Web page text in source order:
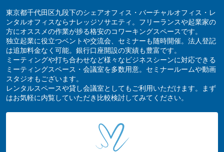
東京都千代田区九段下のシェアオフィス・バーチャルオフィス・レ
ンタルオフィスならナレッジソサエティ。フリーランスや起業家の
方にオススメの作業が捗る格安のコワーキングスペースです。
独立起業に役立つベントや交流会、セミナーも随時開催。法人登記
は追加料金なく可能。銀行口座開設の実績も豊富です。
ミーティングや打ち合わせなど様々なビジネスシーンに対応できる
ミーティングスペース・会議室を多数用意。セミナールームや動画
スタジオもございます。
レンタルスペースや貸し会議室としてもご利用いただけます。まず
はお気軽に内覧していただき比較検討してみてください。